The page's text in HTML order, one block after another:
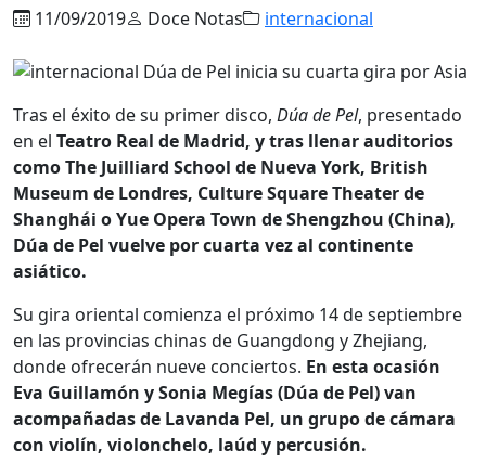
11/09/2019 Doce Notas internacional
Tras el éxito de su primer disco, Dúa de Pel, presentado
en el Teatro Real de Madrid, y tras llenar auditorios
como The Juilliard School de Nueva York, British
Museum de Londres, Culture Square Theater de
Shanghái o Yue Opera Town de Shengzhou (China),
Dúa de Pel vuelve por cuarta vez al continente
asiático.
Su gira oriental comienza el próximo 14 de septiembre
en las provincias chinas de Guangdong y Zhejiang,
donde ofrecerán nueve conciertos. En esta ocasión
Eva Guillamón y Sonia Megías (Dúa de Pel) van
acompañadas de Lavanda Pel, un grupo de cámara
con violín, violonchelo, laúd y percusión.